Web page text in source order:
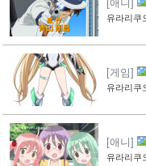
[애니]
CM 영
유라리쿠
[게임]
닝 영
유라리쿠
[애니]
영상 공
유라리쿠